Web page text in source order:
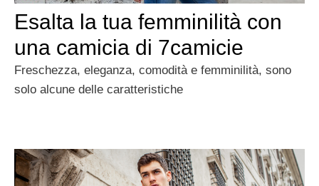
Esalta la tua femminilità con
una camicia di 7camicie
Freschezza, eleganza, comodità e femminilità, sono
solo alcune delle caratteristiche